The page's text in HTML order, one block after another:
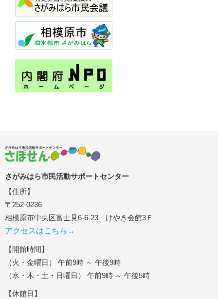
さがみはら市民活動サポートセンター
【住所】
〒252-0236
相模原市中央区富士見6-6-23 けやき会館3Ｆ
アクセスはこちら→
【開館時間】
（火・金曜日） 午前9時 ～ 午後9時
（水・木・土・日曜日） 午前9時 ～ 午後5時
【休館日】